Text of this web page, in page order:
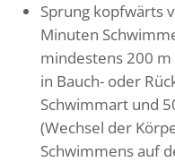
Sprung kopfwärts
Minuten
mindestens 200
in Bauch- oder
Schwimmart und
(Wechsel der
Schwimmens auf